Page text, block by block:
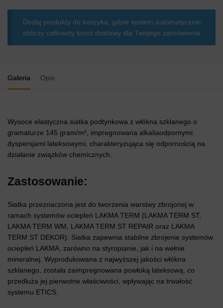
systemowa
Lakma
145G/M2
Dodaj produkty do koszyka, gdzie system automatycznie
obliczy całkowity koszt dostawy dla Twojego zamówienia.
Galeria Opis
Wysoce elastyczna siatka podtynkowa z włókna szklanego o
gramaturze 145 gram/m², impregnowana alkaliaodpornymi
dyspersjami lateksowymi, charakteryzująca się odpornością na
działanie związków chemicznych.
Zastosowanie:
Siatka przeznaczona jest do tworzenia warstwy zbrojonej w
ramach systemów ociepleń LAKMA TERM (LAKMA TERM ST,
LAKMA TERM WM, LAKMA TERM ST REPAIR oraz LAKMA
TERM ST DEKOR). Siatka zapewnia stabilne zbrojenie systemów
ociepleń LAKMA, zarówno na styropianie, jak i na wełnie
mineralnej. Wyprodukowana z najwyższej jakości włókna
szklanego, została zaimpregnowana powłoką lateksową, co
przedłuża jej pierwotne właściwości, wpływając na trwałość
systemu ETICS.